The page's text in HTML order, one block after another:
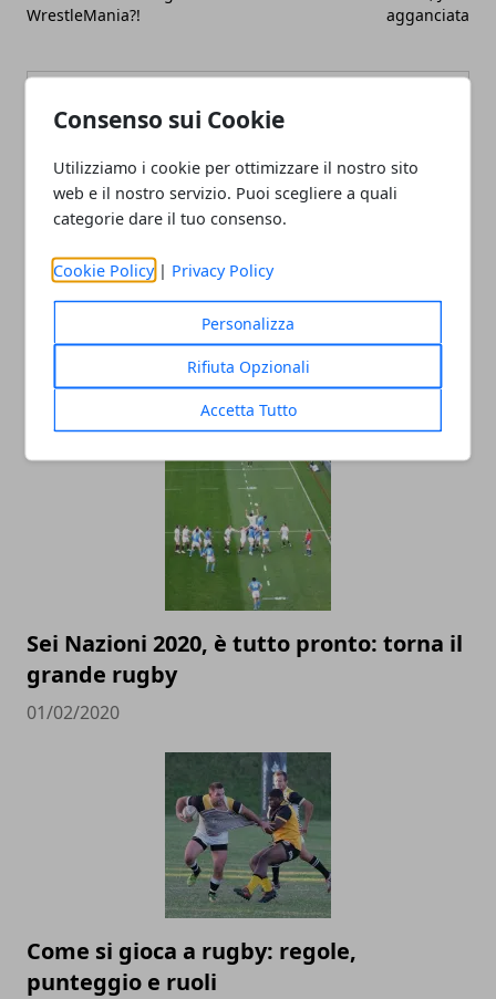
Consenso sui Cookie
Utilizziamo i cookie per ottimizzare il nostro sito
web e il nostro servizio. Puoi scegliere a quali
categorie dare il tuo consenso.
Cookie Policy | Privacy Policy
Personalizza
Rifiuta Opzionali
Accetta Tutto
WrestleMania?!
agganciata
Redazione
Sei Nazioni 2020, è tutto pronto: torna il
grande rugby
01/02/2020
Come si gioca a rugby: regole,
punteggio e ruoli